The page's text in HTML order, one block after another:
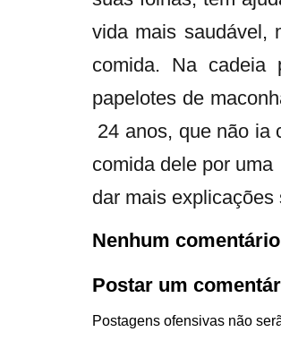
vida mais saudável,
comida. Na cadeia
papelotes de
24 anos, que não ia
comida dele por
dar mais
Nenhum
Postar um
Postagens ofensivas não